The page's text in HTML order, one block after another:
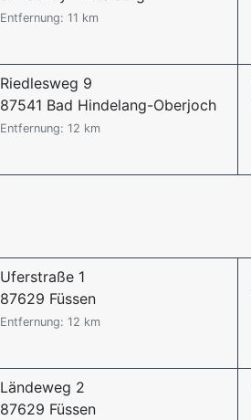
Entfernung: 11 km
Riedlesweg 9
87541 Bad Hindelang-Oberjoch
Entfernung: 12 km
Uferstraße 1
87629 Füssen
Entfernung: 12 km
Ländeweg 2
87629 Füssen